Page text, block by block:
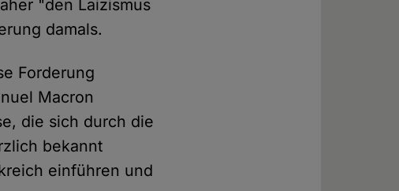
"den Laizismus
damals.
Forderung
Macron
die sich durch die
bekannt
einführen und